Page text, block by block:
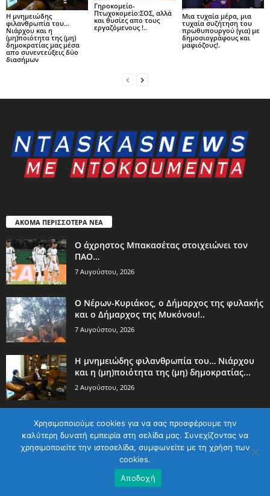
Η μνημειώδης
φιλανθρωπία του…
Νιάρχου και η
(μη)ποιότητα της (μη)
δημοκρατίας μας μέσα
απο συνεντεύξεις δύο
διασήμων
Γηροκομείο-
Πτωχοκομείο:ΣΟΣ, αλλά
και θυσίες απο τους
εργαζόμενους !..
Μια τυχαία μέρα, μια
τυχαία συζήτηση του
πρωθυπουργού (για) με
δημοσιογράφους και
μαφιόζους!.
ΑΚΟΜΑ ΠΕΡΙΣΣΟΤΕΡΑ ΝΕΑ
Ο άχρηστος Μπακασέτας στοιχειώνει τον
ΠΑΟ…
7 Αυγούστου, 2026
Ο Νέρων-Κυριάκος, o Δήμαρχος της φυλακής
και ο Δήμαρχος της Μυκόνου!..
7 Αυγούστου, 2026
Η μνημειώδης φιλανθρωπία του… Νιάρχου
και η (μη)ποιότητα της (μη) δημοκρατίας...
2 Αυγούστου, 2026
ΔΗΜΟΦΙΛΗ ΚΑΤΗΓΟΡΙΑ
Χρησιμοποιούμε cookies για να σας προσφέρουμε την
καλύτερη δυνατή εμπειρία στη σελίδα μας. Συνεχίζοντας να
χρησιμοποιείτε την ιστοσελίδα, συμφωνείτε με τη χρήση των
cookies.
Αποδοχή